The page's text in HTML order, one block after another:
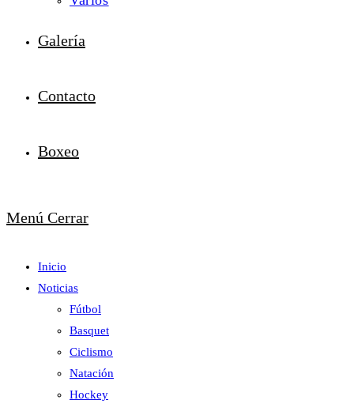
Galería
Contacto
Boxeo
Menú Cerrar
Inicio
Noticias
Fútbol
Basquet
Ciclismo
Natación
Hockey